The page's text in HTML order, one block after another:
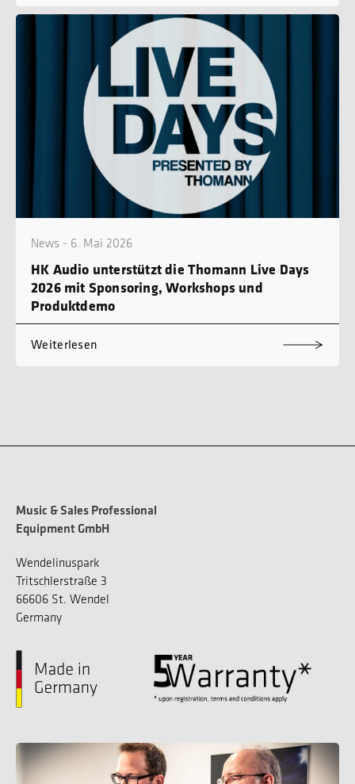
News - 6. Mai 2026
HK Audio unterstützt die Thomann Live Days
2026 mit Sponsoring, Workshops und
Produktdemo
Weiterlesen
Music & Sales Professional
Equipment GmbH
Wendelinuspark
Tritschlerstraße 3
66606 St. Wendel
Germany